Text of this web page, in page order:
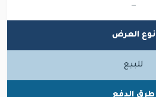
—
نوع العرض
للبيع
طرق الدفع